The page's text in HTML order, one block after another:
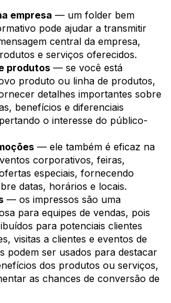
empresa — um folder bem
pode ajudar a transmitir
central da empresa,
e serviços oferecidos.
produtos — se você está
produto ou linha de produtos,
detalhes importantes sobre
benefícios e diferenciais
o interesse do público-
— ele também é eficaz na
corporativos, feiras,
especiais, fornecendo
datas, horários e locais.
— os impressos são uma
para equipes de vendas, pois
para potenciais clientes
visitas a clientes e eventos de
podem ser usados para destacar
dos produtos ou serviços,
as chances de conversão de